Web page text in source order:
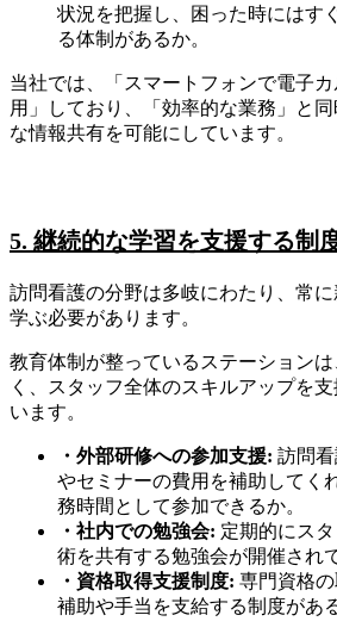
状況を把握し、困った時にはす
る体制があるか。
当社では、「スマートフォンで電子
用」しており、「効率的な業務」と
な情報共有を可能にしています。
5. 継続的な学習を支援する制
訪問看護の分野は多岐にわたり、常
学ぶ必要があります。
教育体制が整っているステーション
く、スタッフ全体のスキルアップを
います。
・外部研修への参加支援: 訪問
やセミナーの費用を補助してく
務時間として参加できるか。
・社内での勉強会: 定期的にス
術を共有する勉強会が開催され
・資格取得支援制度: 専門資格
補助や手当を支給する制度があ